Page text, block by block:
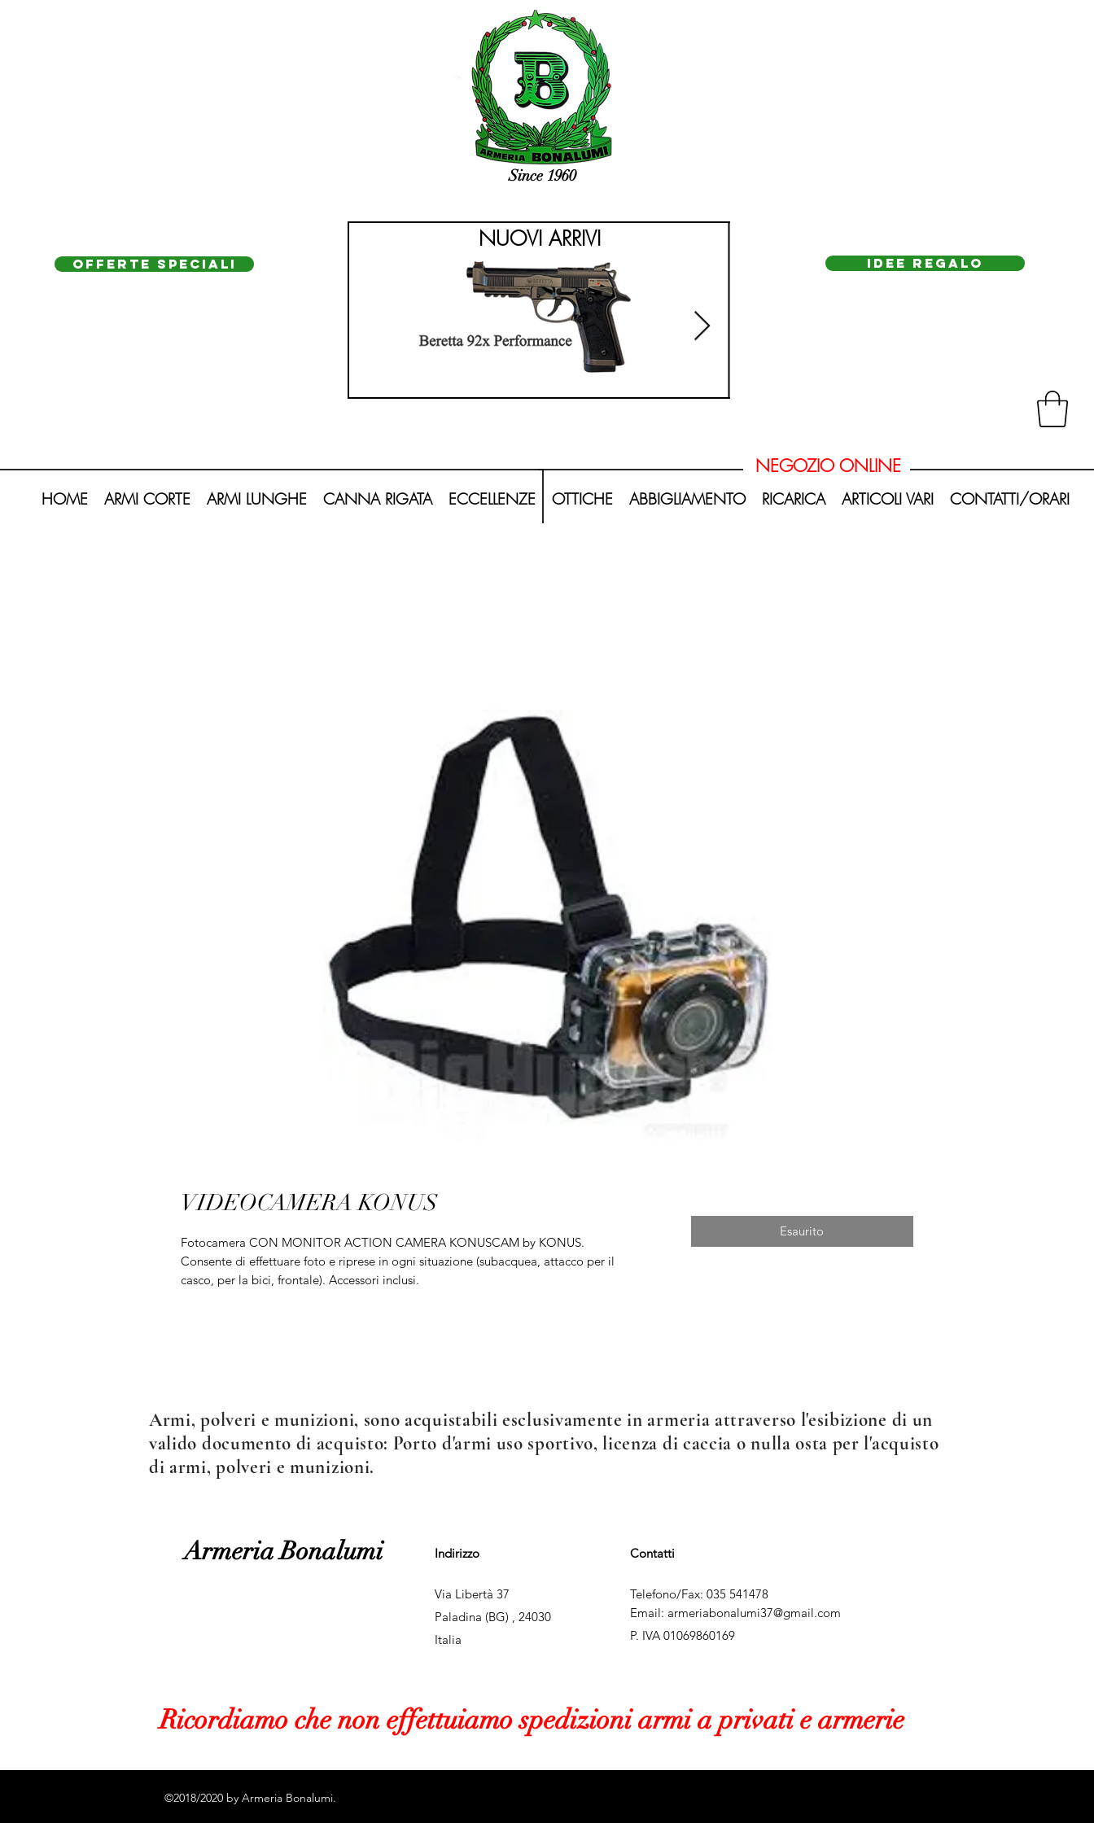
Since 1960
NUOVI ARRIVI
OFFERTE SPECIALI
20260620_120403-Photoroom.png
IDEE REGAlo
NEGOZIO ONLINE
HOME ARMI CORTE ARMI LUNGHE CANNA RIGATA ECCELLENZE OTTICHE ABBIGLIAMENTO RICARICA ARTICOLI VARI CONTATTI/ORARI
VIDEOCAMERA KONUS
Fotocamera CON MONITOR ACTION CAMERA KONUSCAM by KONUS.
Consente di effettuare foto e riprese in ogni situazione (subacquea, attacco per il
casco, per la bici, frontale). Accessori inclusi.
Esaurito
Armi, polveri e munizioni, sono acquistabili esclusivamente in armeria attraverso l'esibizione di un
valido documento di acquisto: Porto d'armi uso sportivo, licenza di caccia o nulla osta per l'acquisto
di armi, polveri e munizioni.
Armeria Bonalumi Indirizzo
Via Libertà 37
Paladina (BG) , 24030
Italia
Contatti
Email: armeriabonalumi37@gmail.com
Telefono/Fax: 035 541478
P. IVA 01069860169
Ricordiamo che noneffettuiamo spedizioni armi a privati e armerie
©2018/2020 by Armeria Bonalumi.